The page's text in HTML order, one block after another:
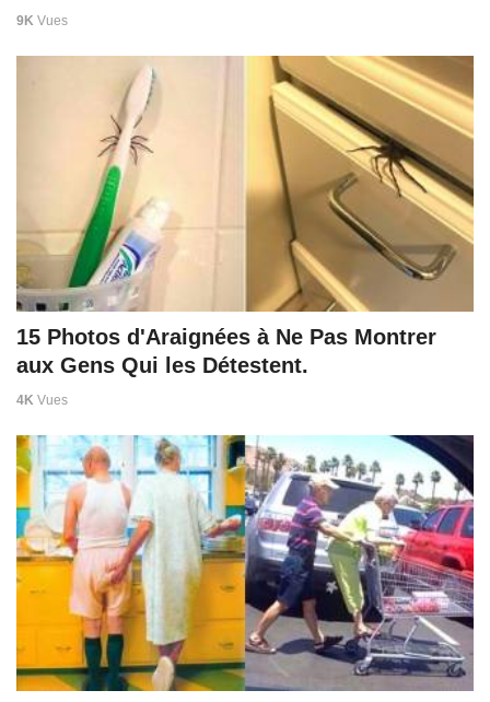
9K Vues
15 Photos d'Araignées à Ne Pas Montrer
aux Gens Qui les Détestent.
4K Vues